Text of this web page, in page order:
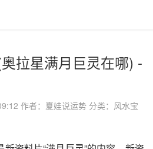
拉星满月巨灵在哪) -
作者：夏娃说运势 分类： 风水宝